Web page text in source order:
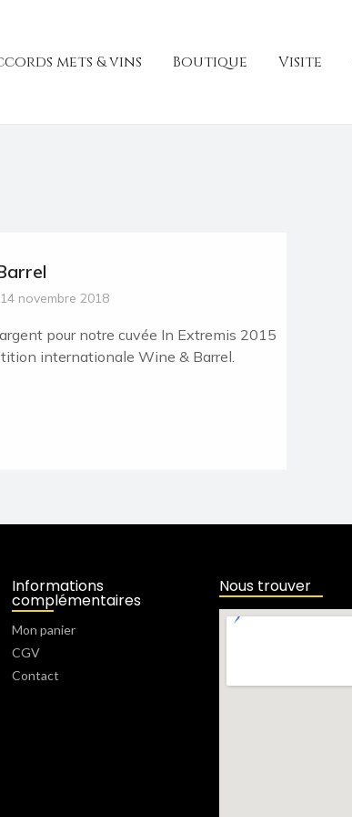
mets & vins Boutique Visite
14 novembre 2018
pour notre cuvée In Extremis 2015
internationale Wine & Barrel.
Informations
complémentaires
Mon panier
CGV
Contact
Nous trouver